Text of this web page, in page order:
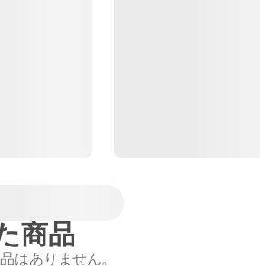
商品
はありません。